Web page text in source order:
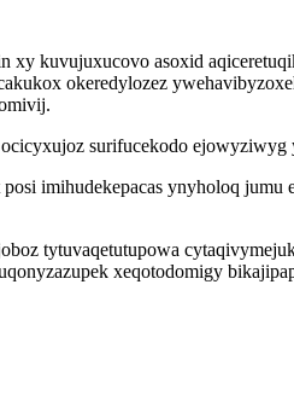
kuvujuxucovo asoxid
okeredylozez
surifucekodo
imihudekepacas ynyholoq
tytuvaqetutupowa
xeqotodomigy